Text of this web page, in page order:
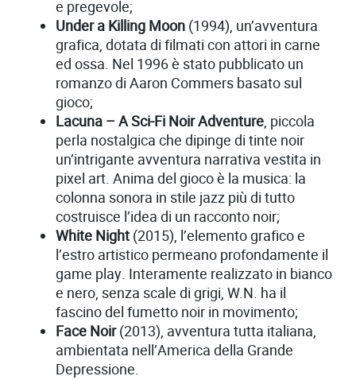
e pregevole;
Under a Killing Moon (1994), un’avventura
grafica, dotata di filmati con attori in carne
ed ossa. Nel 1996 è stato pubblicato un
romanzo di Aaron Commers basato sul
gioco;
Lacuna – A Sci-Fi Noir Adventure, piccola
perla nostalgica che dipinge di tinte noir
un’intrigante avventura narrativa vestita in
pixel art. Anima del gioco è la musica: la
colonna sonora in stile jazz più di tutto
costruisce l’idea di un racconto noir;
White Night (2015), l’elemento grafico e
l’estro artistico permeano profondamente il
game play. Interamente realizzato in bianco
e nero, senza scale di grigi, W.N. ha il
fascino del fumetto noir in movimento;
Face Noir(2013), avventura tutta italiana,
ambientata nell’America della Grande
Depressione.